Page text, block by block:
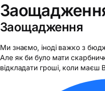
Заощадження
Заощадження
Ми знаємо, іноді важко з
Але як би було мати
відкладати гроші, коли маєш